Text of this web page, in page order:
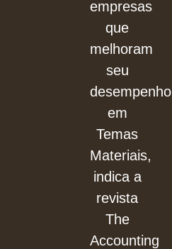
empresas
que
melhoram
seu
desempenho
em
Temas
Materiais,
indica a
revista
The
Accounting